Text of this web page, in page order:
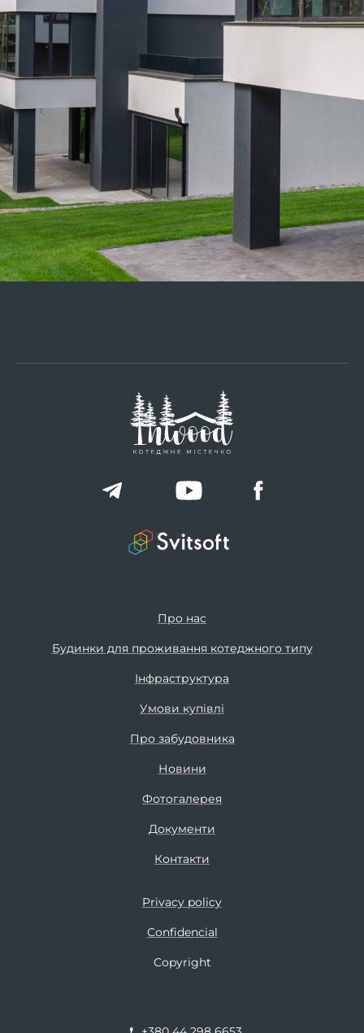
Про нас
Будинки для проживання котеджного типу
Інфраструктура
Умови купівлі
Про забудовника
Новини
Фотогалерея
Документи
Контакти
Privacy policy
Confidencial
Copyright